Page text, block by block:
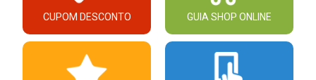
CUPOM DESCONTO GUIA SHOP ONLINE